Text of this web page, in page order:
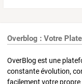
Overblog : Votre
OverBlog est une
constante évolution,
facilement votre propre